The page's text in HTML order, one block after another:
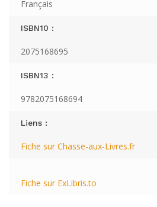
Français
ISBN10 :
2075168695
ISBN13 :
9782075168694
Liens :
Fiche sur Chasse-aux-Livres.fr
Fiche sur ExLibris.to